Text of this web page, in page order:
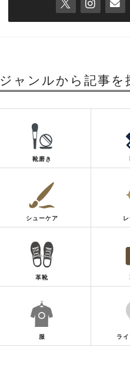
ジャンルから記事を
靴磨き
シューケア
革靴
服 ラ